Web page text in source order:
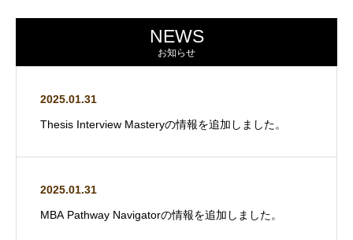
NEWS
お知らせ
2025.01.31
Thesis Interview Masteryの情報を追加しました。
2025.01.31
MBA Pathway Navigatorの情報を追加しました。